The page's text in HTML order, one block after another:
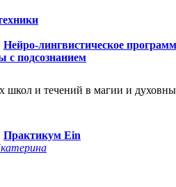
Нейро-лингвистическое
с подсознанием
школ и течений в магии и
Практикум Ein